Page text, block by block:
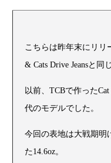
こちらは昨年末にリリ
& Cats Drive Jeansと同
以前、TCBで作った
代のモデルでした。
今回の表地は大戦期明
た14.6oz。